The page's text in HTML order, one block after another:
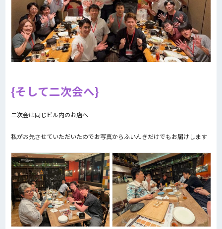
そして二次会へ
二次会は同じビル内のお店へ
私がお先させていただいたのでお写真からふいんきだけでもお届けします